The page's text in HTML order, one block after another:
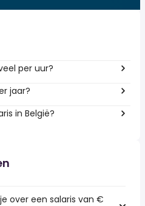
per uur?
jaar?
in België?
over een salaris van €